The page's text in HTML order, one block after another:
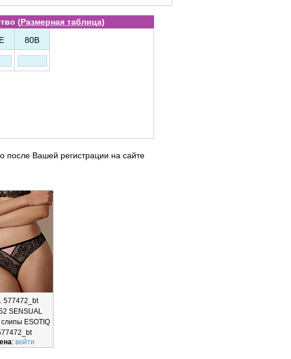
(Размерная таблица)
80B
после Вашей регистрации на сайте
577472_bt
SENSUAL
ESOTIQ
: войти